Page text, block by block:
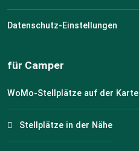
Datenschutz-Einstellungen
für Camper
WoMo-Stellplätze auf der Karte
Stellplätze in der Nähe